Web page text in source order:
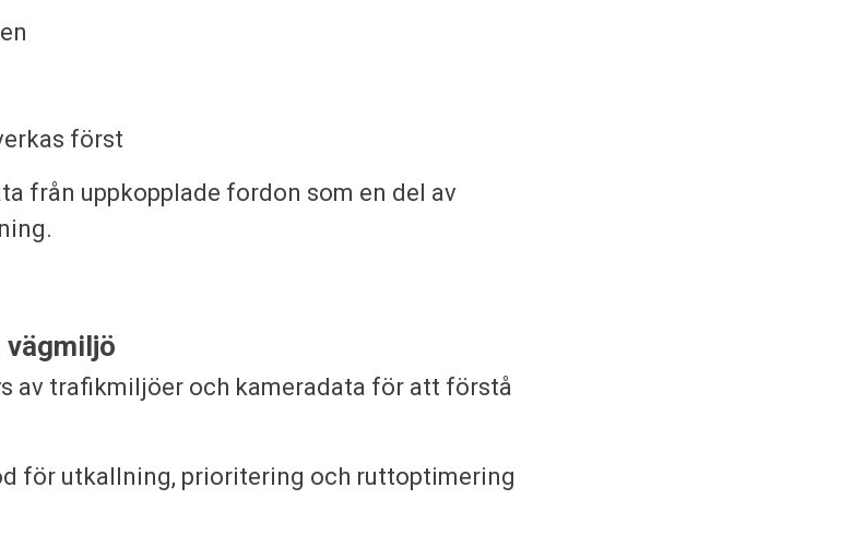
först
från uppkopplade fordon som en del av
vägmiljö
av trafikmiljöer och kameradata för att förstå
för utkallning, prioritering och ruttoptimering